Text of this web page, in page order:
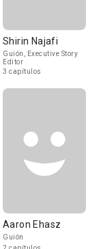
Shirin Najafi
Guión, Executive Story
Editor
3 capítulos
Aaron Ehasz
Guión